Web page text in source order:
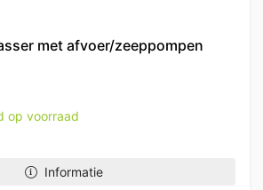
met afvoer/zeeppompen
op voorraad
Informatie